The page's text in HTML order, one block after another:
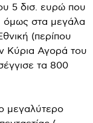
5 δισ. ευρώ που
όμως στα μεγάλα
(περίπου
Κύρια Αγορά του
τα 800
μεγαλύτερο